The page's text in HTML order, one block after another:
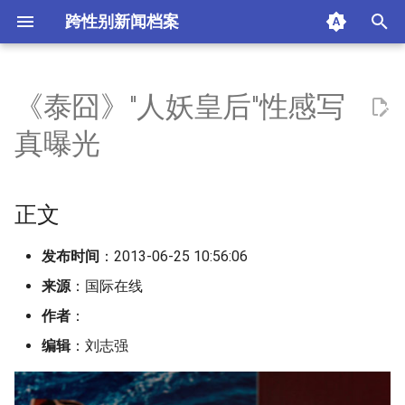
跨性别新闻档案
t
a
n
正文
附加信息 [Processed Page
《泰囧》"人妖皇后"性感写
真曝光
正文
发布时间 ：2013-06-25 10:56:06
来源：国际在线
作者 ：
编辑：刘志强